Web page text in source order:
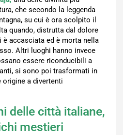
che secondo la leggenda
su cui è ora scolpito il
quando, distrutta dal dolore
è accasciata ed è morta nella
Altri luoghi hanno invece
essere riconducibili a
si sono poi trasformati in
origine a divertenti
delle città italiane,
mestieri